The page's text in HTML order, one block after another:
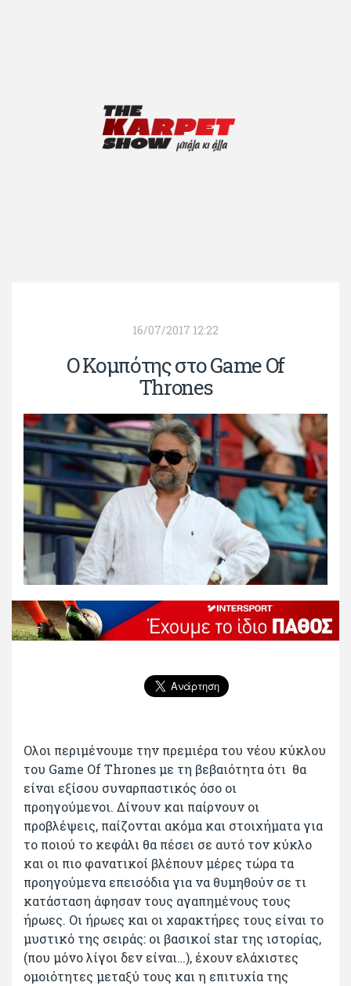
16/07/2017 12:22
Ο Κομπότης στο Game Of
Thrones
Ολοι περιμένουμε την πρεμιέρα του νέου κύκλου
του Game Of Thrones με τη βεβαιότητα ότι θα
είναι εξίσου συναρπαστικός όσο οι
προηγούμενοι. Δίνουν και παίρνουν οι
προβλέψεις, παίζονται ακόμα και στοιχήματα για
το ποιού το κεφάλι θα πέσει σε αυτό τον κύκλο
και οι πιο φανατικοί βλέπουν μέρες τώρα τα
προηγούμενα επεισόδια για να θυμηθούν σε τι
κατάσταση άφησαν τους αγαπημένους τους
ήρωες. Οι ήρωες και οι χαρακτήρες τους είναι το
μυστικό της σειράς: οι βασικοί star της ιστορίας,
(που μόνο λίγοι δεν είναι…), έχουν ελάχιστες
ομοιότητες μεταξύ τους και η επιτυχία της